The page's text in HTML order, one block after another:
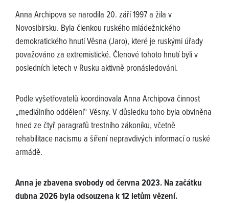
Anna Archipova se narodila 20. září 1997 a žila v
Novosibirsku. Byla členkou ruského mládežnického
demokratického hnutí Věsna (Jaro), které je ruskými úřady
považováno za extremistické. Členové tohoto hnutí byli v
posledních letech v Rusku aktivně pronásledováni.
Podle vyšetřovatelů koordinovala Anna Archipova činnost
„mediálního oddělení“ Věsny. V důsledku toho byla obviněna
hned ze čtyř paragrafů trestního zákoníku, včetně
rehabilitace nacismu a šíření nepravdivých informací o ruské
armádě.
Anna je zbavena svobody od června 2023. Na začátku
dubna 2026 byla odsouzena k 12 letům vězení.